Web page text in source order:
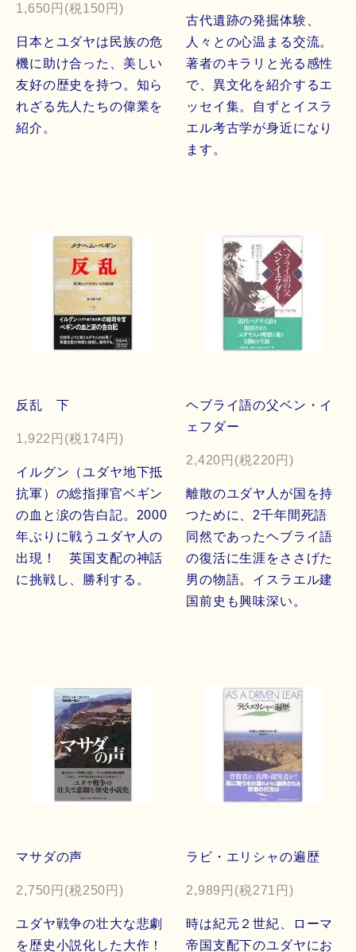
1,650円(税150円)
日本とユダヤは民族の危
機に助け合った、美しい
友好の歴史を持つ。知ら
れざる先人たちの偉業を
紹介。
古代遺跡の発掘体験、
人々との心温まる交流。
著者のキラリと光る感性
で、異文化を紹介するエ
ッセイ集。自ずとイスラ
エル考古学が身近になり
ます。
反乱 下
1,922円(税174円)
イルグン（ユダヤ地下抵
抗軍）の総指揮官ベギン
の血と涙の告白記。2000
年ぶりに戦うユダヤ人の
出現！ 英国支配の神話
に挑戦し、勝利する。
ヘブライ語の父ベン・イ
ェフダー
2,420円(税220円)
離散のユダヤ人が国を持
つために、2千年間死語
同然であったヘブライ語
の復活に生涯をささげた
男の物語。イスラエル建
国前史も興味深い。
マサダの声
2,750円(税250円)
ユダヤ戦争の壮大な悲劇
を歴史小説化した大作！
ラビ・エリシャの遍歴
2,989円(税271円)
時は紀元２世紀、ローマ
帝国支配下のユダヤにお